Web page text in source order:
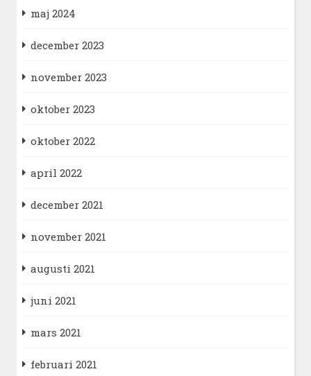
maj 2024
december 2023
november 2023
oktober 2023
oktober 2022
april 2022
december 2021
november 2021
augusti 2021
juni 2021
mars 2021
februari 2021